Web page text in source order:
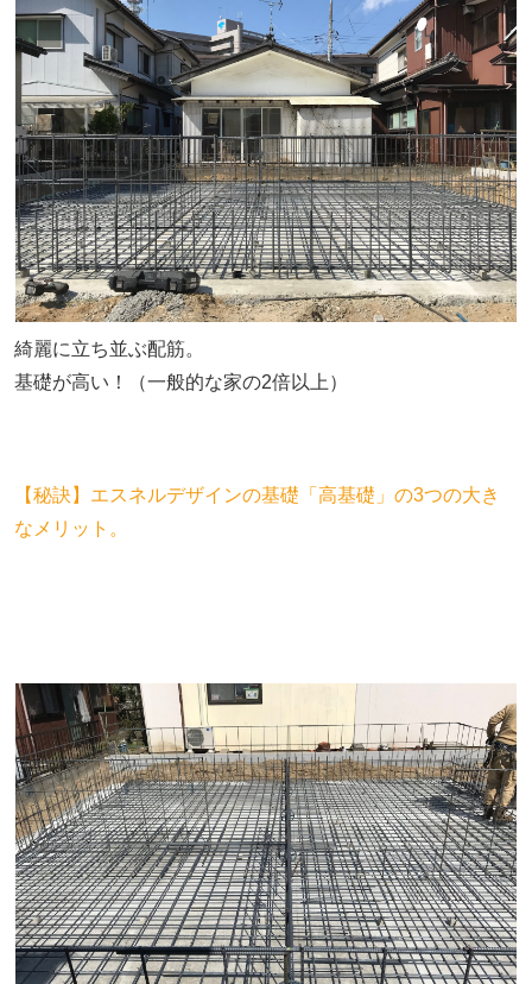
綺麗に立ち並ぶ配筋。
基礎が高い！（一般的な家の2倍以上）
【秘訣】エスネルデザインの基礎「高基礎」の3つの大き
なメリット。